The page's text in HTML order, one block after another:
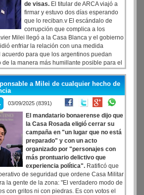
de visas. El titular de ARCA viajó a
firmar y estuvo dos días esperando
que lo reciban.v El escándalo de
corrupción que complica a los
Milei llegó a la Casa Blanca y el gobierno
enfriar la relación con una medida
para que los argentinos puedan
la manera más humillante posible para el
Departamento de Estado no quiso recibir a
por Juan Pazo que había viajado a
dos días esperando en Miami a que los
Washington.
a Milei de cualquier hecho de
03/09/2025 (8391)
El mandatario bonaerense dijo que
la Casa Rosada eligió cerrar su
campaña en "un lugar que no está
preparado" y con un acto
organizado por "personajes con
más prontuario delictivo que
experiencia política". Ratificó que
de seguridad que ordene Casa Militar
la gente de la zona: "El verdadero modo de
con gritos ni con piedras. Es con votos el